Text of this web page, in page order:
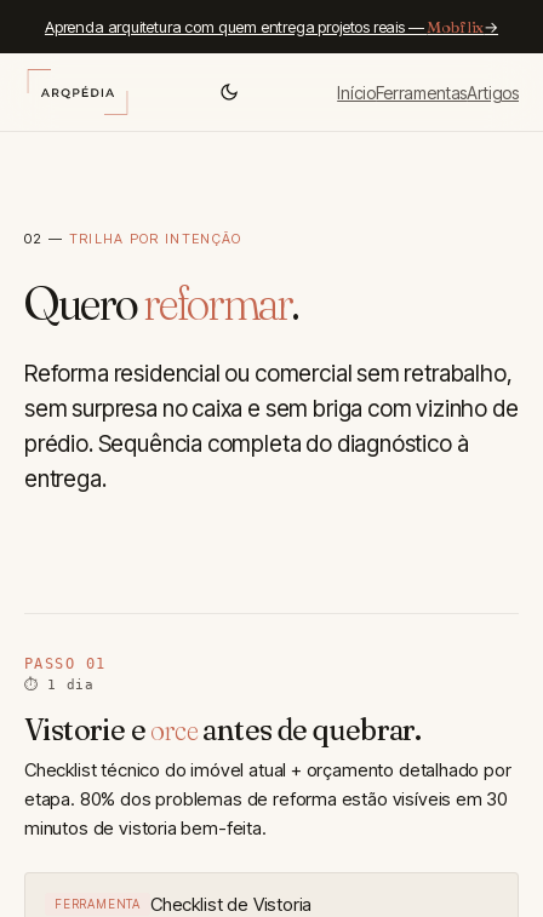
Aprenda arquitetura com quem entrega projetos reais —Mobflix→
InícioFerramentasArtigos
02 — TRILHA POR INTENÇÃO
Queroreformar.
Reforma residencial ou comercial sem retrabalho,
sem surpresa no caixa e sem briga com vizinho de
prédio. Sequência completa do diagnóstico à
entrega.
PASSO 01
⏱ 1 dia
Vistorie eorceantes de quebrar.
Checklist técnico do imóvel atual + orçamento detalhado por
etapa. 80% dos problemas de reforma estão visíveis em 30
minutos de vistoria bem-feita.
FERRAMENTA Checklist de Vistoria